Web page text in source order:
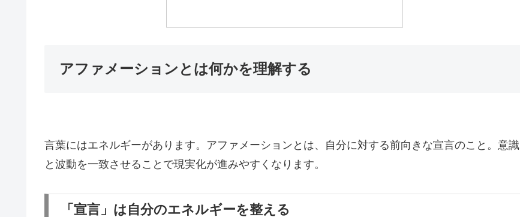
アファメーションとは何かを理解する
言葉にはエネルギーがあります。アファメーションとは、自分に対する前向きな宣言のこと。意識
と波動を一致させることで現実化が進みやすくなります。
「宣言」は自分のエネルギーを整える